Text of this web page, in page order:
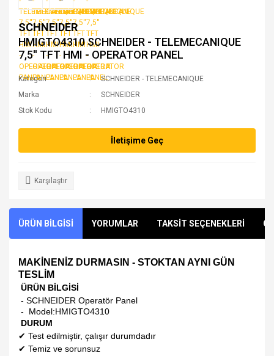
SCHNEIDER
HMIGTO4310 SCHNEIDER - TELEMECANIQUE
7,5'' TFT HMI - OPERATOR PANEL
Kategori
SCHNEIDER - TELEMECANIQUE
Marka
SCHNEIDER
Stok Kodu
HMIGTO4310
İletişime Geç
Karşılaştır
ÜRÜN BİLGİSİ YORUMLAR TAKSİT SEÇENEKLERİ
MAKİNENİZ DURMASIN - STOKTAN AYNI GÜN
TESLİM
ÜRÜN BİLGİSİ
- SCHNEIDER Operatör Panel
- Model:HMIGTO4310
DURUM
✔ Test edilmiştir, çalışır durumdadır
✔ Temiz ve sorunsuz